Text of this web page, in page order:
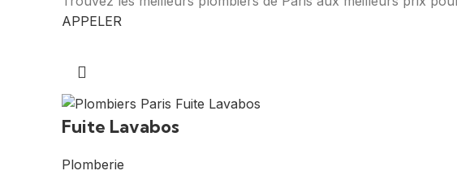
APPELER
Fuite Lavabos
Plomberie